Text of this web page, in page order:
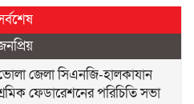
জেলা সিএনজি-হালকাযান
ফেডারেশনের পরিচিতি সভা